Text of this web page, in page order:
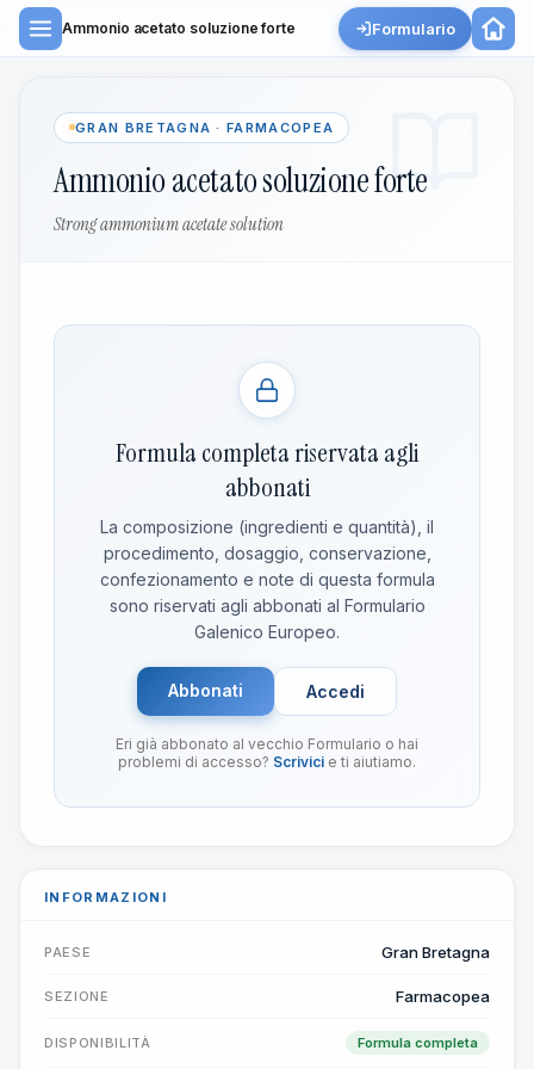
Ammonio acetato soluzione forte Formulario
GRAN BRETAGNA · FARMACOPEA
Ammonio acetato soluzione forte
Strong ammonium acetate solution
Formula completa riservata agli
abbonati
La composizione (ingredienti e quantità), il
procedimento, dosaggio, conservazione,
confezionamento e note di questa formula
sono riservati agli abbonati al Formulario
Galenico Europeo.
Abbonati Accedi
Eri già abbonato al vecchio Formulario o hai
problemi di accesso? Scrivici e ti aiutiamo.
INFORMAZIONI
PAESE Gran Bretagna
SEZIONE Farmacopea
DISPONIBILITÀ Formula completa